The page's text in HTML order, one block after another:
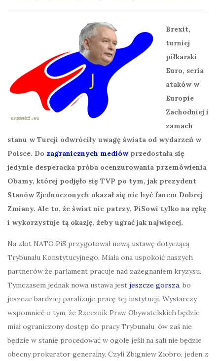
Brexit,
turniej
piłkarski
Euro, seria
ataków w
Europie
Zachodniej i
zamach
stanu w Turcji odwróciły uwagę świata od wydarzeń w
Polsce. Do zagranicznych mediówprzedostała się
jedynie desperacka próba ocenzurowania przemówienia
Obamy, której podjęło się TVP po tym, jak prezydent
Stanów Zjednoczonych okazał się nie być fanem Dobrej
Zmiany. Ale to, że świat nie patrzy, PiSowi tylko na rękę
i wykorzystuje tą okazję, żeby ugrać jak najwięcej.
Na zlot NATO PiS przygotował nową ustawę dotyczącą
Trybunału Konstytucyjnego. Miała ona uspokoić naszych
partnerów że parlament pracuje nad zażegnaniem kryzysu.
Tymczasem jednak nowa ustawa jest jeszcze gorsza, bo
jeszcze bardziej paralizuje pracę tej instytucji. Wystarczy
wspomnieć o tym, że Rzecznik Praw Obywatelskich będzie
miał ograniczony dostęp do pracy Trybunału, ów zaś nie
będzie w stanie procedować w ogóle jeśli na sali nie będzie
obecny prokurator generalny. Czyli Zbigniew Ziobro, jeden z